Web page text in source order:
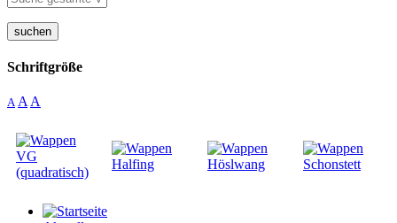
suchen
Schriftgröße
A A A